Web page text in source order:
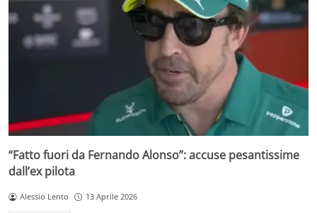
“Fatto fuori da Fernando Alonso”: accuse pesantissime
dall’ex pilota
Alessio Lento 13 Aprile 2026